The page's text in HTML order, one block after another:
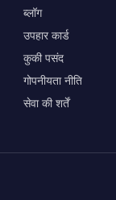
ब्लॉग
उपहार कार्ड
कुकी पसंद
गोपनीयता नीति
सेवा की शर्तें